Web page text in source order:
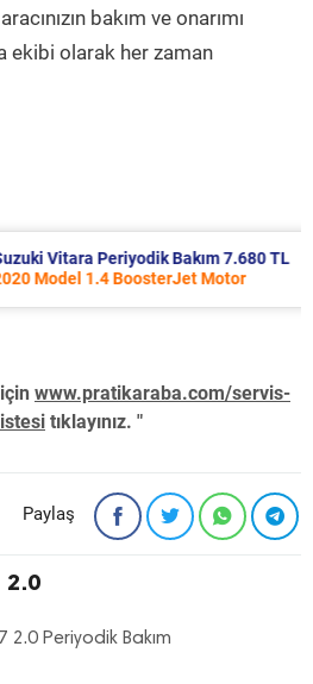
aracınızın bakım ve onarımı
ekibi olarak her zaman
Periyodik Bakım 7.680 TL
BoosterJet Motor
www.pratikaraba.com/servis-
tıklayınız. "
Paylaş
2.0
Periyodik Bakım